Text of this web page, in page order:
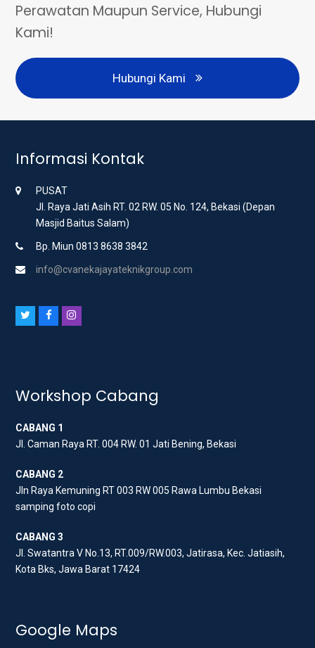
Perawatan Maupun Service, Hubungi
Kami!
Hubungi Kami
Informasi Kontak
PUSAT
Jl. Raya Jati Asih RT. 02 RW. 05 No. 124, Bekasi (Depan
Masjid Baitus Salam)
Bp. Miun 0813 8638 3842
info@cvanekajayateknikgroup.com
t
r
F
b
o
k
a
a
Workshop Cabang
CABANG 1
Jl. Caman Raya RT. 004 RW. 01 Jati Bening, Bekasi
CABANG 2
Jln Raya Kemuning RT 003 RW 005 Rawa Lumbu Bekasi
samping foto copi
CABANG 3
Jl. Swatantra V No.13, RT.009/RW.003, Jatirasa, Kec. Jatiasih,
Kota Bks, Jawa Barat 17424
Google Maps